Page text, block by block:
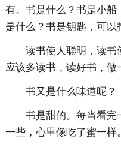
有。书是什么？书是小
是什么？书是钥匙，可
读书使人聪明，读书
应该多读书，读好书，做
书又是什么味道呢？
书是甜的。每当看完
一些，心里像吃了蜜一样。